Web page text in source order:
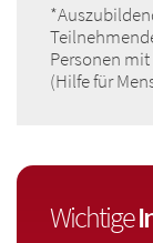
Personen
(Hilfe für
Wichtige